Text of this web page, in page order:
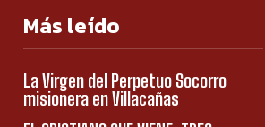
Más leído
La Virgen del Perpetuo Socorro
misionera en Villacañas